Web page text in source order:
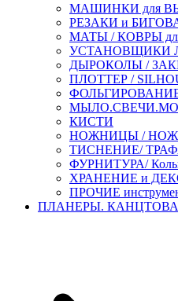
МАШИНКИ для
РЕЗАКИ и
МАТЫ / КОВРЫ
УСТАНОВЩИКИ
ДЫРОКОЛЫ /
ПЛОТТЕР /
КИСТИ
НОЖНИЦЫ / НОЖИ
ТИСНЕНИЕ/
ФУРНИТУРА/
ХРАНЕНИЕ и
ПРОЧИЕ
ПЛАНЕРЫ.